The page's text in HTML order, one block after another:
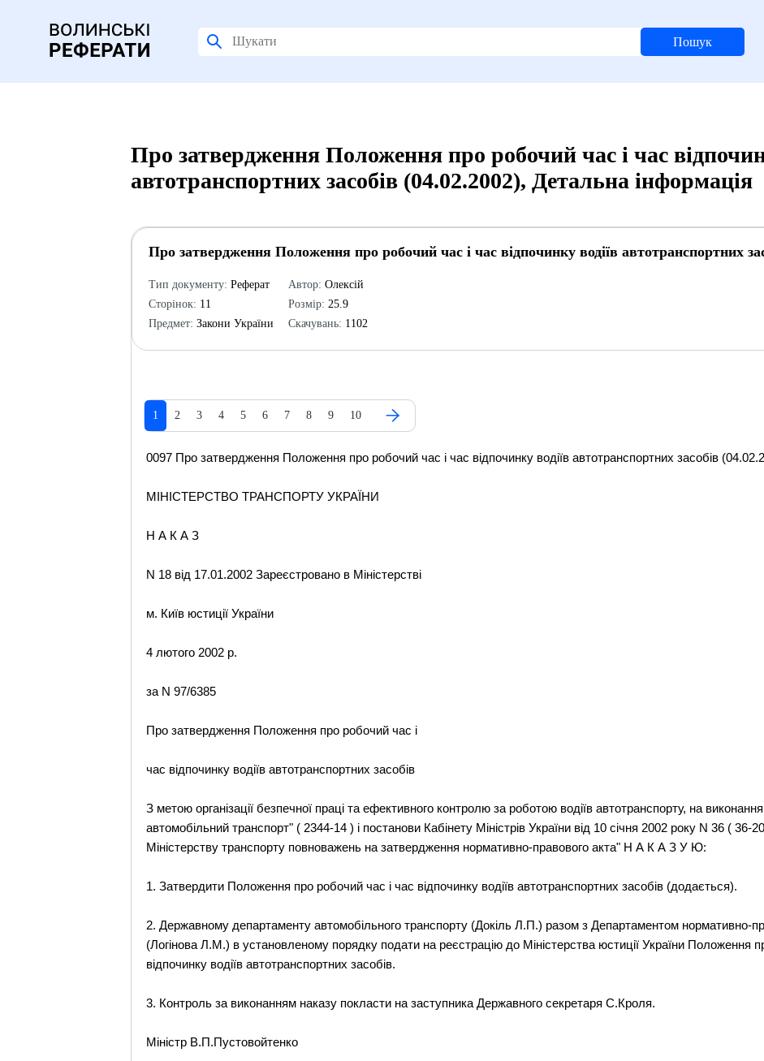
Пошук
Про затвердження Положення про робочий час і час
автотранспортних засобів (04.02.2002), Детальна інформація
Про затвердження Положення про робочий час і час відпочинку водіїв автотранспортних
Тип документу: Реферат
Сторінок: 11
Предмет: Закони України
Автор: Олексій
Розмір: 25.9
Скачувань: 1102
1 2 3 4 5 6 7 8 9 10
0097 Про затвердження Положення про робочий час і час відпочинку водіїв автотранспортних засобів
МІНІСТЕРСТВО ТРАНСПОРТУ УКРАЇНИ
Н А К А З
N 18 від 17.01.2002 Зареєстровано в Міністерстві
м. Київ юстиції України
4 лютого 2002 р.
за N 97/6385
Про затвердження Положення про робочий час і
час відпочинку водіїв автотранспортних засобів
З метою організації безпечної праці та ефективного контролю за роботою водіїв автотранспорту, на
автомобільний транспорт" ( 2344-14 ) і постанови Кабінету Міністрів України від 10 січня 2002 року N 36 ( 36-
Міністерству транспорту повноважень на затвердження нормативно-правового акта" Н А К А З У Ю:
1. Затвердити Положення про робочий час і час відпочинку водіїв автотранспортних засобів (додається).
2. Державному департаменту автомобільного транспорту (Докіль Л.П.) разом з Департаментом нормативно-
(Логінова Л.М.) в установленому порядку подати на реєстрацію до Міністерства юстиції України Положення
відпочинку водіїв автотранспортних засобів.
3. Контроль за виконанням наказу покласти на заступника Державного секретаря С.Кроля.
Міністр В.П.Пустовойтенко